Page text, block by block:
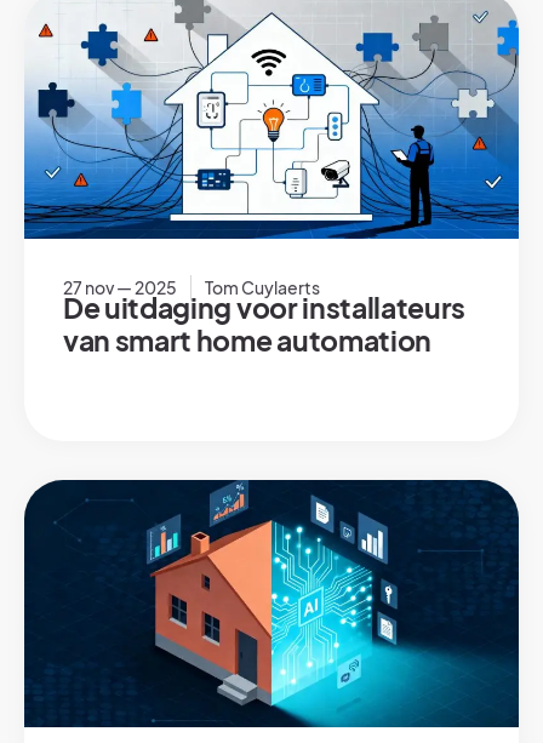
27 nov — 2025 Tom Cuylaerts
De uitdaging voor installateurs
van smart home automation